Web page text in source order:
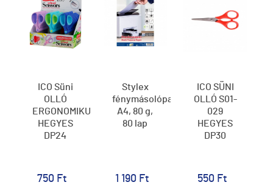
ICO Süni
OLLÓ
ERGONOMIKUS
HEGYES
DP24
750 Ft
Stylex
fénymásolópapír,
A4, 80 g,
80 lap
1 190 Ft
ICO SÜNI
OLLÓ S01-
029
HEGYES
DP30
550 Ft